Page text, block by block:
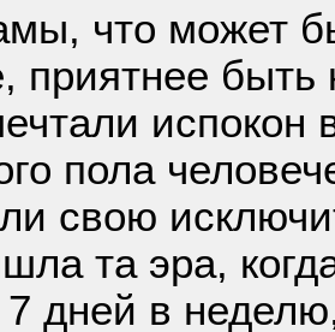
что может
приятнее быть
испокон
пола
свою
та эра,
дней в